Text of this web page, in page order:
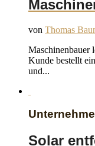
von Thomas
Maschinenbauer
Kunde bestellt
und...
Solar